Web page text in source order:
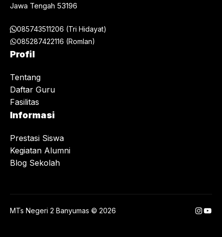
Jawa Tengah 53196
085743511206 (Tri Hidayat)
085287422116 (Romlan)
Profil
Tentang
Daftar Guru
Fasilitas
Informasi
Prestasi Siswa
Kegiatan Alumni
Blog Sekolah
MTs Negeri 2 Banyumas © 2026